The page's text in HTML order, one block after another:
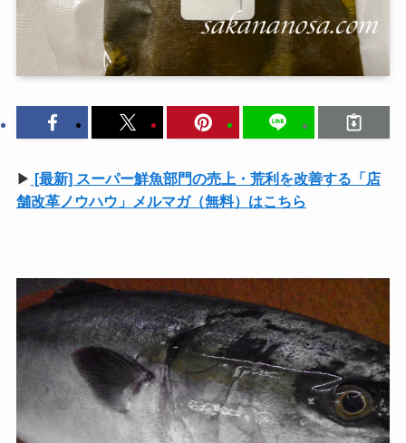
▶ [最新] スーパー鮮魚部門の売上・荒利を改善する「店
舗改革ノウハウ」メルマガ（無料）はこちら